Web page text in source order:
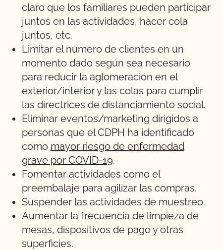
claro que los familiares pueden participar
juntos en las actividades, hacer cola
juntos, etc.
Limitar el número de clientes en un
momento dado según sea necesario
para reducir la aglomeración en el
exterior/interior y las colas para cumplir
las directrices de distanciamiento social.
Eliminar eventos/marketing dirigidos a
personas que el CDPH ha identificado
como mayor riesgo de enfermedad
grave por COVID-19.
Fomentar actividades como el
preembalaje para agilizar las compras.
Suspender las actividades de muestreo.
Aumentar la frecuencia de limpieza de
mesas, dispositivos de pago y otras
superficies.